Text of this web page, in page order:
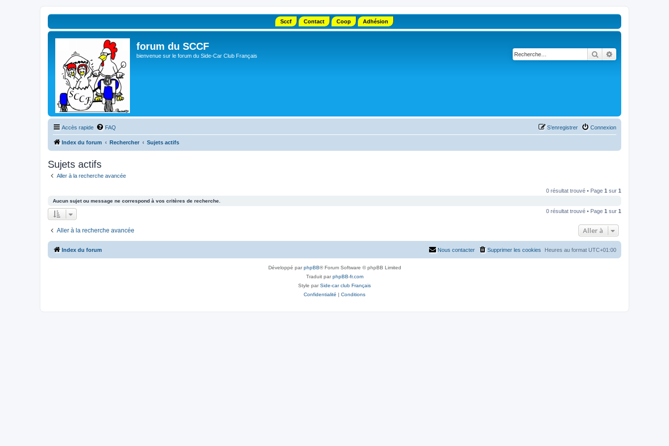
Sccf Contact Coop Adhésion
forum du SCCF
bienvenue sur le forum du Side-Car Club Français Rechercher
Accès rapide FAQ Connexion
S’enregistrer
Index du forum Rechercher Sujets actifs
Sujets actifs
Aller à la recherche avancée
0 résultat trouvé • Page 1 sur 1
Aucun sujet ou message ne correspond à vos critères de recherche.
0 résultat trouvé • Page 1 sur 1
Aller à la recherche avancée Aller à
Index du forum Heures au format UTC+01:00
Supprimer les cookies
Nous contacter
Développé parphpBB® Forum Software © phpBB Limited
Traduit parphpBB-fr.com
Style parSide-car club Français
Confidentialité | Conditions